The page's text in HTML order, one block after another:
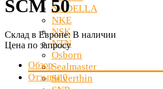
NADELLA
NKE
NSK
NTN
Osborn
Sealmaster
Silverthin
SCM 50
Склад в Европе:В наличии
Цена по запросу
Обзор
Отзывы0